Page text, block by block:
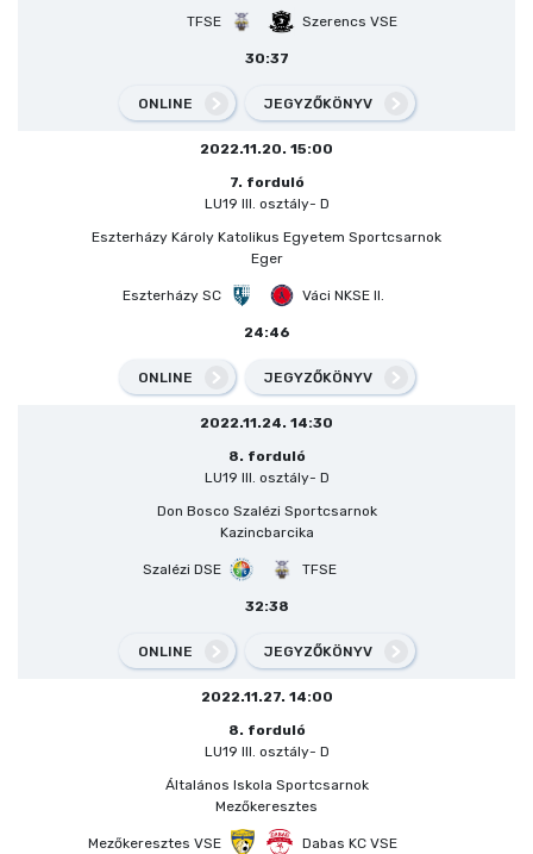
TFSE Szerencs VSE
30:37
ONLINE JEGYZŐKÖNYV
2022.11.20. 15:00
7. forduló
LU19 III. osztály- D
Eszterházy Károly Katolikus Egyetem Sportcsarnok
Eger
Eszterházy SC Váci NKSE II.
24:46
ONLINE JEGYZŐKÖNYV
2022.11.24. 14:30
8. forduló
LU19 III. osztály- D
Don Bosco Szalézi Sportcsarnok
Kazincbarcika
Szalézi DSE TFSE
32:38
ONLINE JEGYZŐKÖNYV
2022.11.27. 14:00
8. forduló
LU19 III. osztály- D
Általános Iskola Sportcsarnok
Mezőkeresztes
Mezőkeresztes VSE Dabas KC VSE